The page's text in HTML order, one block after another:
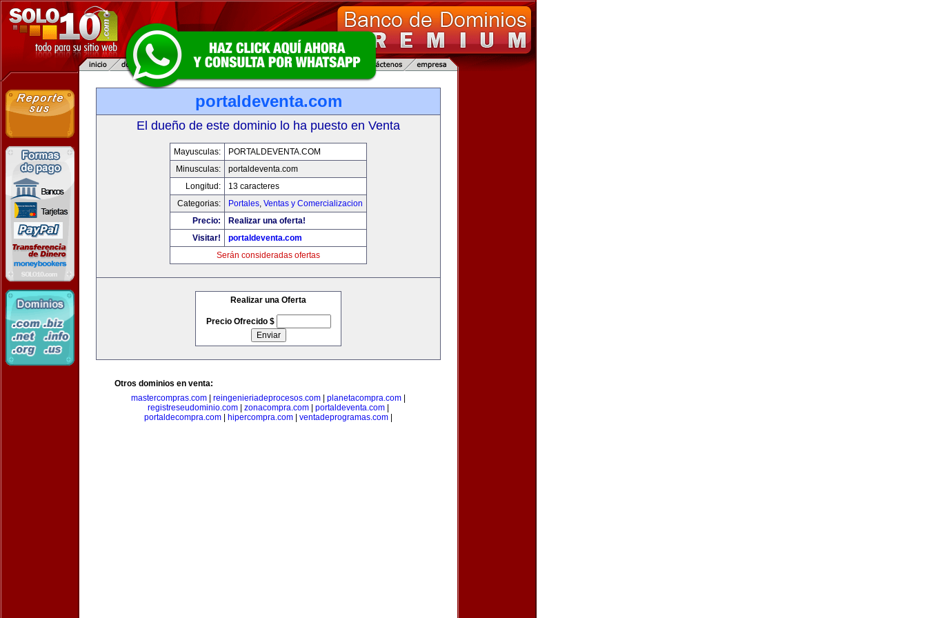
portaldeventa.com
El dueño de este dominio lo ha puesto en Venta
Mayusculas:
PORTALDEVENTA.COM
Minusculas:
portaldeventa.com
Longitud:
13 caracteres
Categorias:
Portales, Ventas y Comercializacion
Precio:
Realizar una oferta!
Visitar!
portaldeventa.com
Serán consideradas ofertas
Realizar una Oferta
Precio Ofrecido $
Otros dominios en venta:
mastercompras.com
reingenieriadeprocesos.com planetacompra.com
registreseudominio.com
zonacompra.com portaldeventa.com
portaldecompra.com
hipercompra.com ventadeprogramas.com